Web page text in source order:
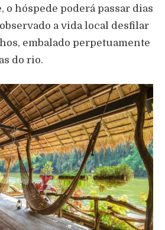
o hóspede poderá passar dias
a vida local desfilar
embalado perpetuamente
do rio.